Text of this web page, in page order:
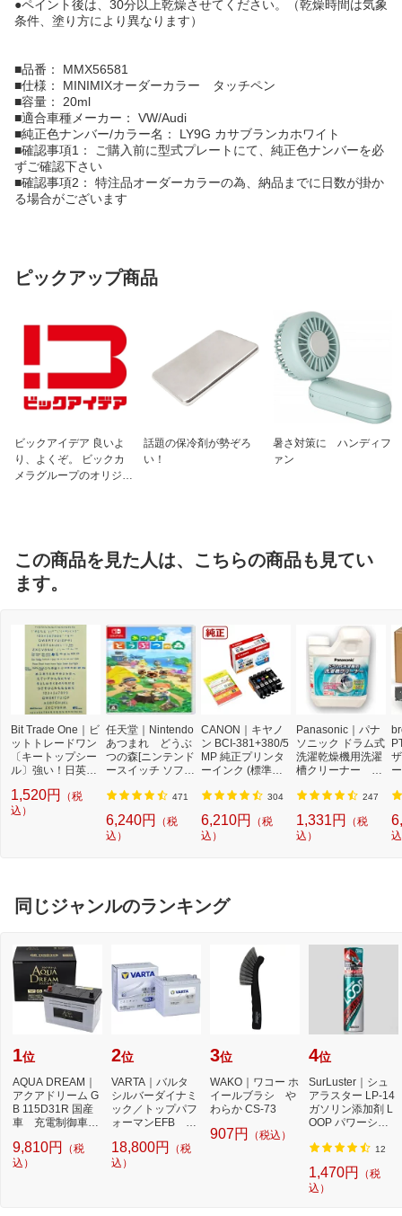
●ペイント後は、30分以上乾燥させてください。（乾燥時間は気象
条件、塗り方により異なります）
■品番： MMX56581
■仕様： MINIMIXオーダーカラー タッチペン
■容量： 20ml
■適合車種メーカー： VW/Audi
■純正色ナンバー/カラー名： LY9G カサブランカホワイト
■確認事項1： ご購入前に型式プレートにて、純正色ナンバーを必
ずご確認下さい
■確認事項2： 特注品オーダーカラーの為、納品までに日数が掛か
る場合がございます
ピックアップ商品
ビックアイデア 良いよ
り、よくぞ。 ビックカ
メラグループのオリジナ
話題の保冷剤が勢ぞろ
い！
暑さ対策に ハンディフ
ァン
この商品を見た人は、こちらの商品も見てい
ます。
Bit Trade One｜ビ
ットトレードワン
〔キートップシー
ル〕強い！日英対
プシールセット ブ
ルー DYKTSBL
1,520円
（税
込）
任天堂｜Nintendo
あつまれ どうぶ
つの森[ニンテンド
ースイッチ ソフ
471
6,240円
（税
込）
CANON｜キヤノ
ン BCI-381+380/5
MP 純正プリンタ
ーインク (標準容
3813805MP] 304
6,210円
（税
込）
Panasonic｜パナ
ソニック ドラム式
洗濯乾燥機用洗濯
槽クリーナー N-
機 洗浄 洗剤 750m
247
1,331円
（税
込）
T
同じジャンルのランキング
1位
AQUA DREAM｜
アクアドリーム G
B 115D31R 国産
車 充電制御車対
OLD BA...
9,810円
（税
込）
2位
VARTA｜バルタ
シルバーダイナミ
ック／トップパフ
ォーマンEFB 充
リ...
18,800円
（税
込）
3位
WAKO｜ワコー ホ
イールブラシ や
わらか CS-73
907円 （税込）
4位
SurLuster｜シュ
アラスター LP-14
ガソリン添加剤 L
OOP パワーショ
12
1,470円
（税
込）